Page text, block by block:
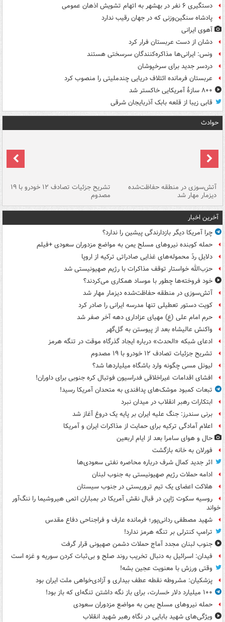
دستگیری ۶ نفر در بهشهر به اتهام تشویش اذهان عمومی
پادشاه سنگین‌وزنی که در جهان رقیب ندارد
آهوی ایرانی
دشان از دست عربستان فرار کرد
ونس: ایرانی‌ها مذاکره‌کنندگان سرسختی هستند
دردسر جدید برای سرخپوشان
عربستان فرمانده ائتلاف دریایی چندملیتی را منصوب کرد
۸۰۰ سازۀ آمریکایی خاکستر شد
قابی زیبا از قلعه بابک آذربایجان شرقی
حوادث
آتش‌سوزی در منطقه حفاظت‌شده
دیزمار مهار شد
تشریح جزئیات تصادف ۱۲ خودرو با ۱۹
مصدوم
آخرین اخبار
چرا آمریکا دیگر بازدارندگی پیشین را ندارد؟
حمله کوبنده نیروهای مسلح یمن به مواضع مزدوران سعودی +فیلم
دلایل ردّ محموله‌های غذایی صادراتی ترکیه از اروپا
حزب‌الله خواستار توقف مذاکرات با رژیم صهیونیستی شد
خود فروخته‌ها چطور با موساد همکاری می‌کردند؟
آتش‌سوزی در منطقه حفاظت‌شده دیزمار مهار شد
کویت دستور تعطیلی تنها مدرسه ایرانی را صادر کرد
حرم امام علی (ع) مهیای عزاداری دهه آخر صفر شد
واکنش عالیشاه بعد از پیوستن به گل‌گهر
ادعای شبکه «الحدث» درباره ایجاد گذرگاه موقت در تنگه هرمز
تشریح جزئیات تصادف ۱۲ خودرو با ۱۹ مصدوم
لیونل مسی چگونه وارد باشگاه میلیاردها شد؟
افشای اقدامات غیراخلاقی فدراسیون فوتبال کره جنوبی برای داوران!
تبعات کمبود موشک‌های پدافندی به متحدان آمریکا رسید!
ابتکارات رهبر انقلاب در میدان نبرد
برنی سندرز: جنگ علیه ایران بر پایه یک دروغ آغاز شد
اعلام آمادگی ترکیه برای حمایت از مذاکرات ایران و آمریکا
حال و هوای سامرا بعد از ایام اربعین
فورلان به خانه بازگشت
اثر جدید کمال شرف درباره محاصره نفتی سعودی‌ها
ادامه حملات رژیم صهیونیستی به جنوب لبنان
هلاکت اعضای یک تیم تروریستی در جنوب سیستان
روسیه سکوت ژاپن در قبال نقش آمریکا در بمباران اتمی هیروشیما را ننگ‌آور
خواند
شهید مصطفی ردانی‌پور؛ فرمانده عارف و فراجناحی دفاع مقدس
ترامپ کنترلی بر تنگه هرمز ندارد!
جنوب لبنان مجدد آماج حملات دشمن صهیونی قرار گرفت
فیدان: اسرائیل به دنبال تخریب روند صلح و بی‌ثبات کردن سوریه و غزه است
وقتی ورزش با معنویت عجین بشه!
پزشکیان: مشروطه نقطه عطف بیداری و آزادی‌خواهی ملت ایران بود
۱۰۰ میلیارد دلار خسارت، برای باز نگه داشتن تنگه‌ای که باز بود!
حمله نیروهای مسلح یمن به مواضع مزدوران سعودی
ویژگی‌های شهید بابایی در نگاه رهبر شهید انقلاب